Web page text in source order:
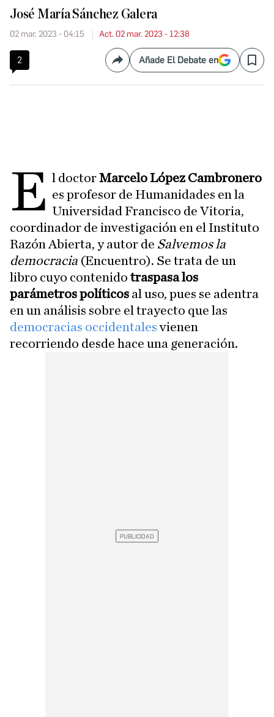
José María Sánchez Galera
02 mar. 2023 - 04:15 Act. 02 mar. 2023 - 12:38
2 CompartirAñade El Debate en Save
E l doctorMarcelo López Cambronero
es profesor de Humanidades en la
Universidad Francisco de Vitoria,
coordinador de investigación en el Instituto
Razón Abierta, y autor de Salvemos la
democracia (Encuentro). Se trata de un
libro cuyo contenido traspasa los
parámetros políticos al uso, pues se adentra
en un análisis sobre el trayecto que las
democracias occidentalesvienen
recorriendo desde hace una generación.